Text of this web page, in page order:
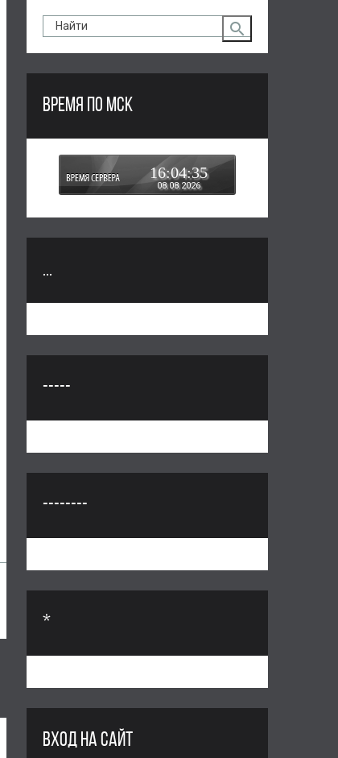
ВРЕМЯ ПО МСК
16:04:36
08.08.2026
...
-----
--------
*
ВХОД НА САЙТ